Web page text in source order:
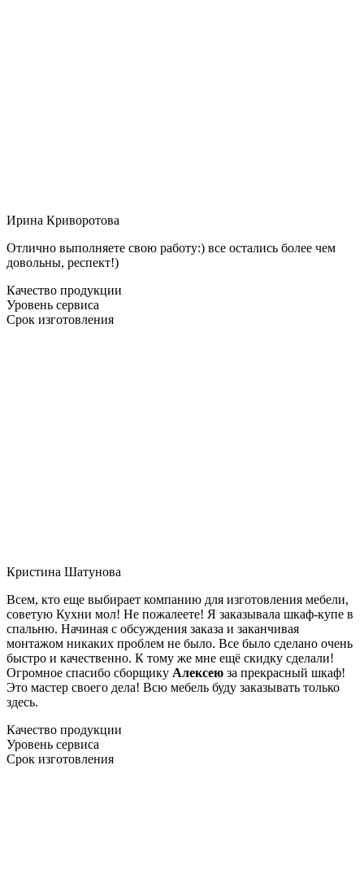
Ирина Криворотова
Отлично выполняете свою работу:) все остались более чем
довольны, респект!)
Качество продукции
Уровень сервиса
Срок изготовления
Кристина Шатунова
Всем, кто еще выбирает компанию для изготовления мебели,
советую Кухни мол! Не пожалеете! Я заказывала шкаф-купе в
спальню. Начиная с обсуждения заказа и заканчивая
монтажом никаких проблем не было. Все было сделано очень
быстро и качественно. К тому же мне ещё скидку сделали!
Огромное спасибо сборщику Алексею за прекрасный шкаф!
Это мастер своего дела! Всю мебель буду заказывать только
здесь.
Качество продукции
Уровень сервиса
Срок изготовления